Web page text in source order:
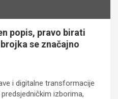
popis, pravo birati
se značajno
i digitalne transformacije
izborima,